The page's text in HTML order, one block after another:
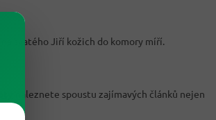
svatého Jiří kožich do komory míří.
naleznete spoustu zajímavých článků nejen